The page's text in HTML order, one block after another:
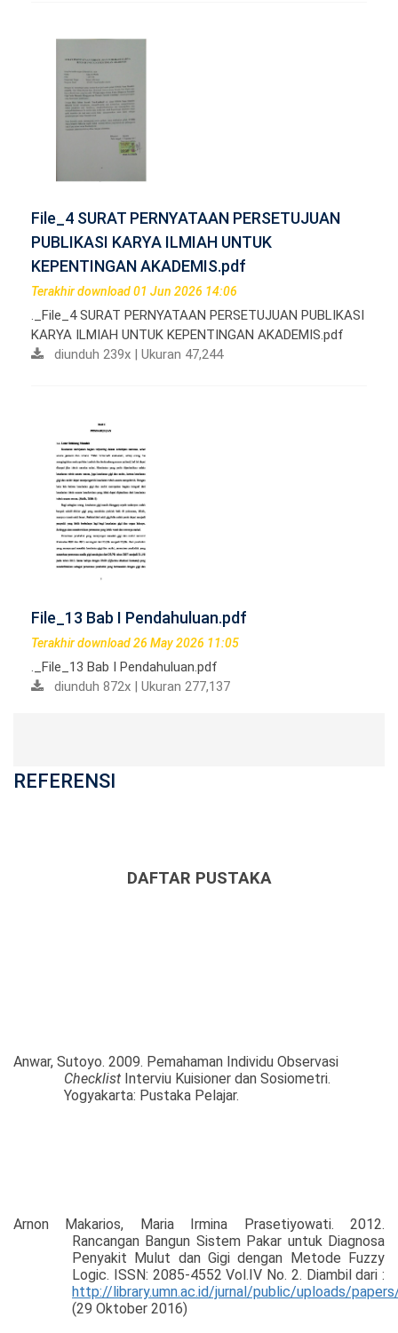
File_4 SURAT PERNYATAAN PERSETUJUAN
PUBLIKASI KARYA ILMIAH UNTUK
KEPENTINGAN AKADEMIS.pdf
Terakhir download 01 Jun 2026 14:06
._File_4 SURAT PERNYATAAN PERSETUJUAN PUBLIKASI
KARYA ILMIAH UNTUK KEPENTINGAN AKADEMIS.pdf
diunduh 239x | Ukuran 47,244
File_13 Bab I Pendahuluan.pdf
Terakhir download 26 May 2026 11:05
._File_13 Bab I Pendahuluan.pdf
diunduh 872x | Ukuran 277,137
REFERENSI
DAFTAR PUSTAKA
Anwar, Sutoyo. 2009. Pemahaman Individu Observasi
ChecklistInterviu Kuisioner dan Sosiometri.
Yogyakarta: Pustaka Pelajar.
Arnon Makarios, Maria Irmina Prasetiyowati. 2012.
Rancangan Bangun Sistem Pakar untuk Diagnosa
Penyakit Mulut dan Gigi dengan Metode Fuzzy
Logic. ISSN: 2085-4552 Vol.IV No. 2. Diambil dari :
http://library.umn.ac.id/jurnal/public/uploads/
(29 Oktober 2016)